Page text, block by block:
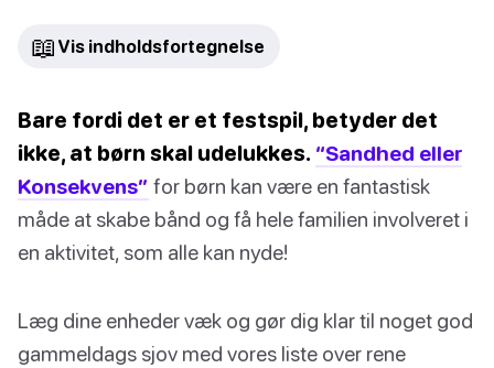
📖 Vis indholdsfortegnelse
Bare fordi det er et festspil, betyder det
ikke, at børn skal udelukkes. “Sandhed eller
Konsekvens” for børn kan være en fantastisk
måde at skabe bånd og få hele familien involveret i
en aktivitet, som alle kan nyde!
Læg dine enheder væk og gør dig klar til noget god
gammeldags sjov med vores liste over rene